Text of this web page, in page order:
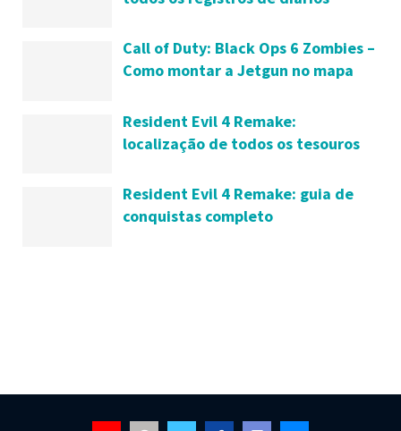
Call of Duty: Black Ops 6 Zombies –
Como montar a Jetgun no mapa
Resident Evil 4 Remake:
localização de todos os tesouros
Resident Evil 4 Remake: guia de
conquistas completo